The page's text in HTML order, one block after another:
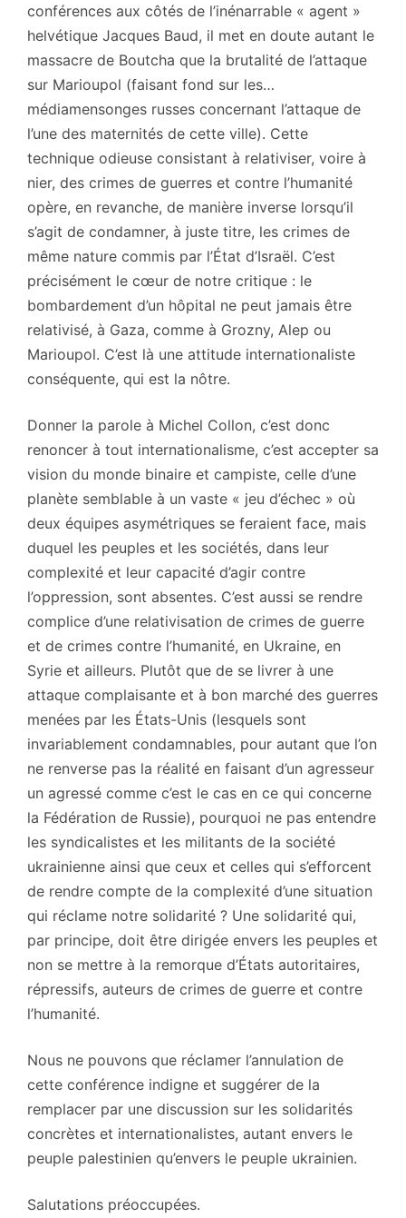
conférences aux côtés de l’inénarrable « agent »
helvétique Jacques Baud, il met en doute autant le
massacre de Boutcha que la brutalité de l’attaque
sur Marioupol (faisant fond sur les…
médiamensonges russes concernant l’attaque de
l’une des maternités de cette ville). Cette
technique odieuse consistant à relativiser, voire à
nier, des crimes de guerres et contre l’humanité
opère, en revanche, de manière inverse lorsqu’il
s’agit de condamner, à juste titre, les crimes de
même nature commis par l’État d’Israël. C’est
précisément le cœur de notre critique : le
bombardement d’un hôpital ne peut jamais être
relativisé, à Gaza, comme à Grozny, Alep ou
Marioupol. C’est là une attitude internationaliste
conséquente, qui est la nôtre.
Donner la parole à Michel Collon, c’est donc
renoncer à tout internationalisme, c’est accepter sa
vision du monde binaire et campiste, celle d’une
planète semblable à un vaste « jeu d’échec » où
deux équipes asymétriques se feraient face, mais
duquel les peuples et les sociétés, dans leur
complexité et leur capacité d’agir contre
l’oppression, sont absentes. C’est aussi se rendre
complice d’une relativisation de crimes de guerre
et de crimes contre l’humanité, en Ukraine, en
Syrie et ailleurs. Plutôt que de se livrer à une
attaque complaisante et à bon marché des guerres
menées par les États-Unis (lesquels sont
invariablement condamnables, pour autant que l’on
ne renverse pas la réalité en faisant d’un agresseur
un agressé comme c’est le cas en ce qui concerne
la Fédération de Russie), pourquoi ne pas entendre
les syndicalistes et les militants de la société
ukrainienne ainsi que ceux et celles qui s’efforcent
de rendre compte de la complexité d’une situation
qui réclame notre solidarité ? Une solidarité qui,
par principe, doit être dirigée envers les peuples et
non se mettre à la remorque d’États autoritaires,
répressifs, auteurs de crimes de guerre et contre
l’humanité.
Nous ne pouvons que réclamer l’annulation de
cette conférence indigne et suggérer de la
remplacer par une discussion sur les solidarités
concrètes et internationalistes, autant envers le
peuple palestinien qu’envers le peuple ukrainien.
Salutations préoccupées.